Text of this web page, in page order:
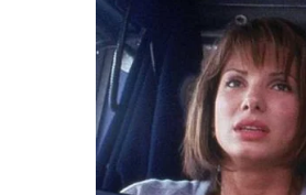
https://
a
L
i
T
w